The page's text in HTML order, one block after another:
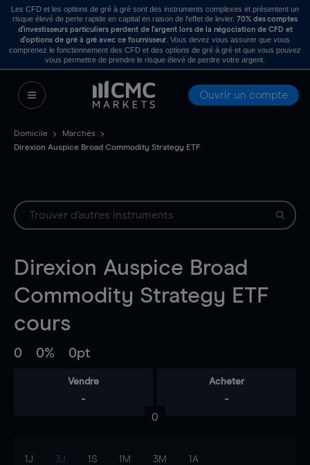
Les CFD et les options de gré à gré sont des instruments complexes et présentent un
risque élevé de perte rapide en capital en raison de l’effet de levier. 70% des comptes
d’investisseurs particuliers perdent de l’argent lors de la négociation de CFD et
d’options de gré à gré avec ce fournisseur . Vous devez vous assurer que vous
comprenez le fonctionnement des CFD et des options de gré à gré et que vous pouvez
vous permettre de prendre le risque élevé de perdre votre argent.
Ouvrir un compte
Domicile
Marchés
Direxion Auspice Broad Commodity Strategy ETF
Direxion Auspice Broad
Commodity Strategy ETF
cours
0 0% 0pt
Vendre
-
Acheter
-
0
1J 3J 1S 1M 3M 1A